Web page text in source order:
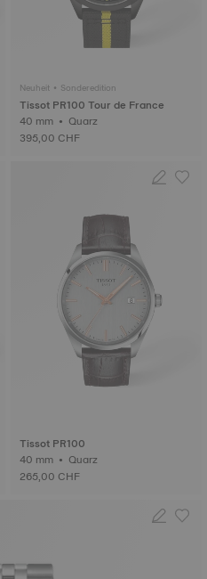
Neuheit • Sonderedition
Tissot PR100 Tour de France
40 mm • Quarz
395,00 CHF
Tissot PR100
40 mm • Quarz
265,00 CHF